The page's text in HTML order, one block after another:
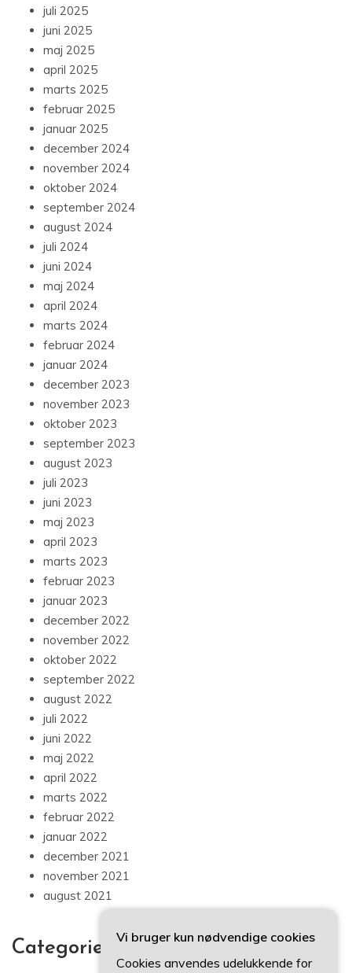
juli 2025
juni 2025
maj 2025
april 2025
marts 2025
februar 2025
januar 2025
december 2024
november 2024
oktober 2024
september 2024
august 2024
juli 2024
juni 2024
maj 2024
april 2024
marts 2024
februar 2024
januar 2024
december 2023
november 2023
oktober 2023
september 2023
august 2023
juli 2023
juni 2023
maj 2023
april 2023
marts 2023
februar 2023
januar 2023
december 2022
november 2022
oktober 2022
september 2022
august 2022
juli 2022
juni 2022
maj 2022
april 2022
marts 2022
februar 2022
januar 2022
december 2021
november 2021
august 2021
Categories
Vi bruger kun nødvendige cookies
Cookies anvendes udelukkende for